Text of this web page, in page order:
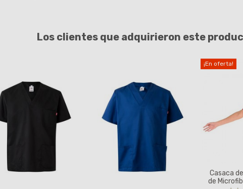
Los clientes que adquirieron este
¡En oferta!
Casaca
de